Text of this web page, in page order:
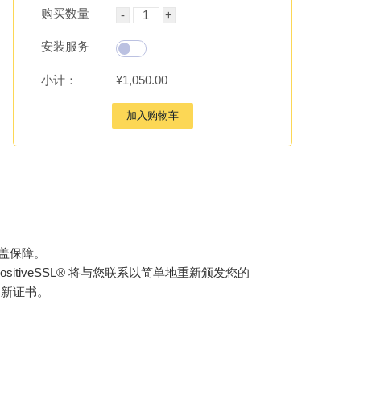
购买数量
安装服务
小计： ¥1,050.00
加入购物车
保障。
将与您联系以简单地重新颁发您的
证书。